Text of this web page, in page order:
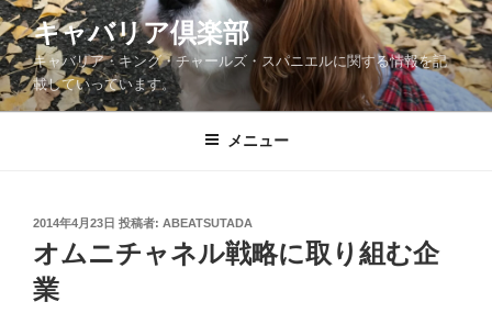
コ
ン
テ
ン
ツ
キャバリア倶楽部
キャバリア・キング・チャールズ・スパニエルに関する情報を記
載していっています。
メニュー
投
日:
2014年4月23日 投稿者: ABEATSUTADA
オムニチャネル戦略に取り組む企
業